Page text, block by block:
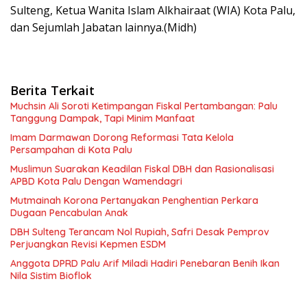
Sulteng, Ketua Wanita Islam Alkhairaat (WIA) Kota Palu,
dan Sejumlah Jabatan lainnya.(Midh)
Berita Terkait
Muchsin Ali Soroti Ketimpangan Fiskal Pertambangan: Palu
Tanggung Dampak, Tapi Minim Manfaat
Imam Darmawan Dorong Reformasi Tata Kelola
Persampahan di Kota Palu
Muslimun Suarakan Keadilan Fiskal DBH dan Rasionalisasi
APBD Kota Palu Dengan Wamendagri
Mutmainah Korona Pertanyakan Penghentian Perkara
Dugaan Pencabulan Anak
DBH Sulteng Terancam Nol Rupiah, Safri Desak Pemprov
Perjuangkan Revisi Kepmen ESDM
Anggota DPRD Palu Arif Miladi Hadiri Penebaran Benih Ikan
Nila Sistim Bioflok